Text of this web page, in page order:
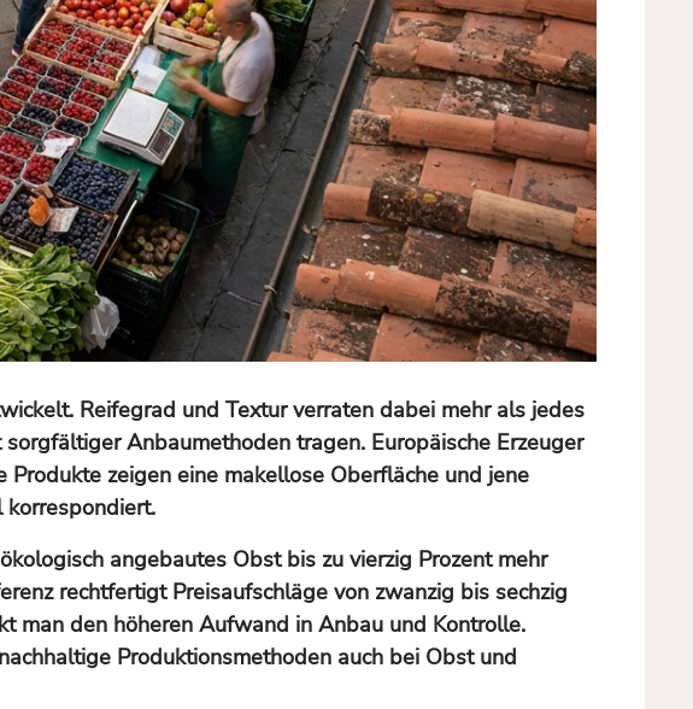
Reifegrad und Textur verraten dabei mehr als jedes
Anbaumethoden tragen. Europäische Erzeuger
zeigen eine makellose Oberfläche und jene
angebautes Obst bis zu vierzig Prozent mehr
rechtfertigt Preisaufschläge von zwanzig bis sechzig
man den höheren Aufwand in Anbau und Kontrolle.
Produktionsmethoden auch bei Obst und